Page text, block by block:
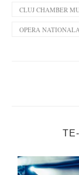
CLUJ CHAMBER
OPERA